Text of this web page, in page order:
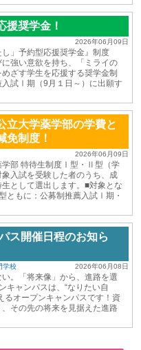
援奨学金！
2026年06月09日
し」予約型応援奨学金』制度
強い意欲を持ち、「ミライの
ざす学生を応援する奨学金制
入試Ⅰ期（9月１日～）に出願す
立大学薬学部の学費と
免制度！
2026年06月09日
学部 特待生制度Ⅰ型・Ⅱ型（学
入試を受験した者のうち、成
として選出します。■対象とな
もに：公募制推薦入試Ⅰ期・
ス開催日程のお知ら
2026年06月08日
学校
い。「将来像」から、進路を選
キャンパスは、“なりたい自
るオープンキャンパスです！資
その先の将来を見据えた進路